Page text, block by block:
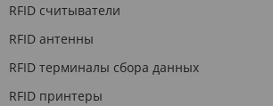
RFID считыватели
RFID антенны
RFID терминалы сбора данных
RFID принтеры